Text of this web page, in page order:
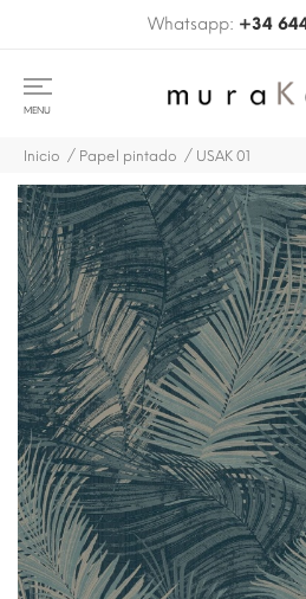
Whatsapp: +34
MENU
Inicio Papel pintado USAK 01